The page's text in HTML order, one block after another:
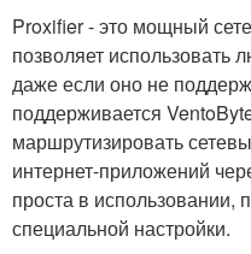
Proxifier - это мощный
позволяет использовать
даже если оно не
поддерживается
маршрутизировать
интернет-приложений
проста в использовании,
специальной настройки.